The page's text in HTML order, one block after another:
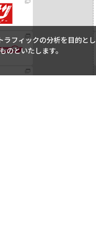
フィックの分析を目的と
といたします。